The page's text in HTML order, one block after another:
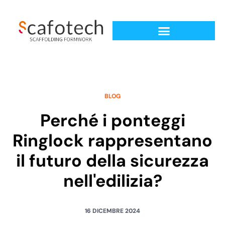
BLOG
Perché i ponteggi
Ringlock rappresentano
il futuro della sicurezza
nell'edilizia?
16 DICEMBRE 2024